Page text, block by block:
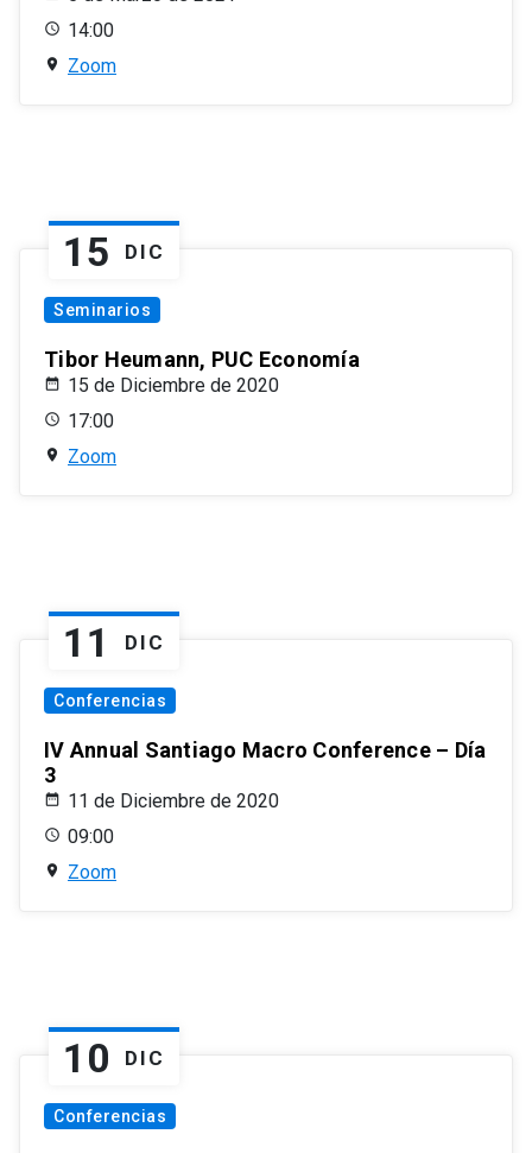
14:00
Zoom
15 DIC
Seminarios
Tibor Heumann, PUC Economía
15 de Diciembre de 2020
17:00
Zoom
11 DIC
Conferencias
IV Annual Santiago Macro Conference – Día
3
11 de Diciembre de 2020
09:00
Zoom
10 DIC
Conferencias